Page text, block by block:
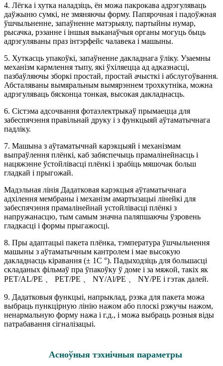
4. Лёгка і хутка наладзіць, ён можа пакрокава адрэгуляваць
даўжыню сумкі, не змяняючы форму. Папярочная і падоўжная
ўшчыльненне, запаўненне матэрыялу, партыйны нумар,
рысачка, рэзанне і іншыя выканаўчыя органы могуць быць
адрэгуляваны праз інтэрфейс чалавека і машыны.
5. Хуткасць упакоўкі, запаўненне дакладнага ўліку. Узаемны
механізм кармлення тыпу, які ўхіляецца ад адказнасці,
пазбаўляючы зборкі простай, простай ачысткі і абслугоўвання.
Абсталяваны вымяральным вымярэннем трохкутніка, можна
адрэгуляваць бясконца тонкая, высокая дакладнасць.
6. Сістэма адсочвання фотаэлектрыкаў прымаецца для
забеспячэння правільнай друку і з функцыяй аўтаматычнага
падліку.
7. Машына з аўтаматычнай карэкцыяй і механізмам
выпраўлення плёнкі, каб забяспечыць прамалінейнасць і
нацяжэнне ўстойлівасці плёнкі і зрабіць мяшочак больш
гладкай і прыгожай.
Мадэльная лінія Дадатковая карэкцыя аўтаматычнага
адхілення мембраны і механізм амартызацыі лінейкі для
забеспячэння прамалінейнай устойлівасці плёнкі з
напружанасцю, тым самым значна паляпшаючы ўзровень
гладкасці і формы прыгажосці.
8. Пры адаптацыі пакета плёнка, тэмпература ўшчыльнення
машыны з аўтаматычным кантролем і мае высокую
дакладнасць кіравання (± 1С °). Падыходзіць для большасці
складаных фільмаў пра ўпакоўку ў доме і за мяжой, такіх як
PET/AL/PE 、 PET/PE 、 NY/Al/PE 、 NY/PE і гэтак далей.
9. Дадатковыя функцыі, напрыклад, рэзка для пакета можа
выбраць пункцірную лінію нажом або плоскі рэжучы нажом,
ненармальную форму нажа і г.д., і можа выбраць розныя віды
патрабавання сігналізацыі.
Асноўныя тэхнічныя параметры